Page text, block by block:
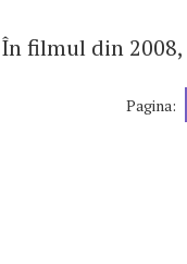
În filmul din 2008,
Pagina: